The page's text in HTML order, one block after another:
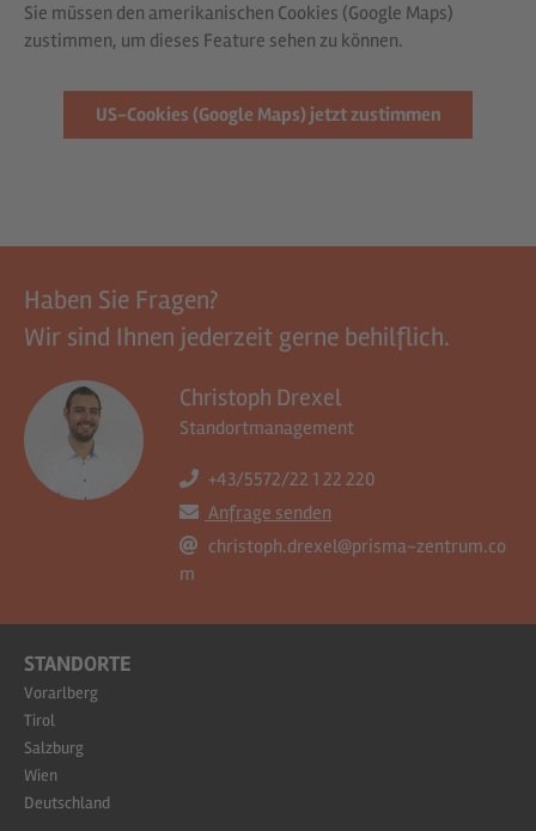
Sie müssen den amerikanischen Cookies (Google Maps)
zustimmen, um dieses Feature sehen zu können.
US-Cookies (Google Maps) jetzt zustimmen
Haben Sie Fragen?
Wir sind Ihnen jederzeit gerne behilflich.
Christoph Drexel
Standortmanagement
+43/5572/22 1 22 220
Anfrage senden
christoph.drexel@prisma-zentrum.co
m
STANDORTE
Vorarlberg
Tirol
Salzburg
Wien
Deutschland